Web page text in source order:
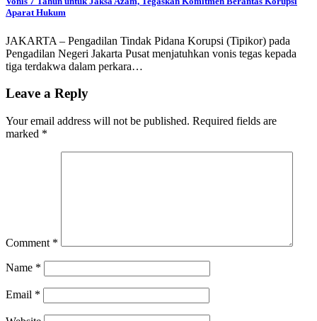
Aparat Hukum
JAKARTA – Pengadilan Tindak Pidana Korupsi (Tipikor) pada
Pengadilan Negeri Jakarta Pusat menjatuhkan vonis tegas kepada
tiga terdakwa dalam perkara…
Leave a Reply
Your email address will not be published. Required fields are
marked *
Comment *
Name *
Email *